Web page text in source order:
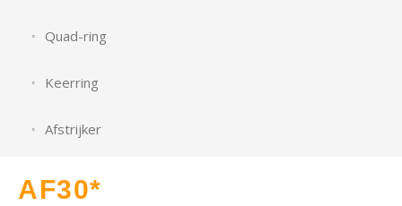
Quad-ring
Keerring
Afstrijker
AF30*